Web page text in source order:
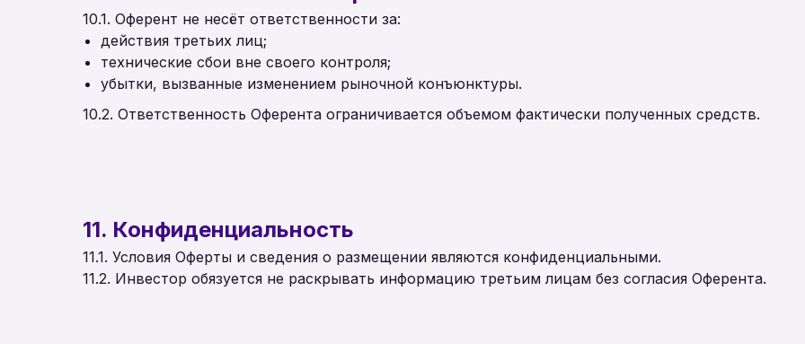
10.1. Оферент не несёт ответственности за:
действия третьих лиц;
технические сбои вне своего контроля;
убытки, вызванные изменением рыночной конъюнктуры.
10.2. Ответственность Оферента ограничивается объемом фактически полученных средств.
11. Конфиденциальность
11.1. Условия Оферты и сведения о размещении являются конфиденциальными.
11.2. Инвестор обязуется не раскрывать информацию третьим лицам без согласия Оферента.